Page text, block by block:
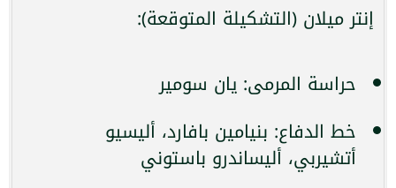
إنتر ميلان (التشكيلة المتوقعة):
حراسة المرمى: يان سومير
خط الدفاع: بنيامين بافارد، أليسيو
أتشيربي، أليساندرو باستوني